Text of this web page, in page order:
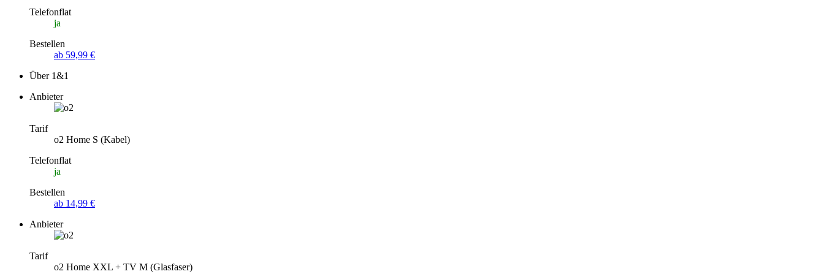
Telefonflat
ja
Bestellen
ab 59,99 €
Über 1&1
Anbieter
Tarif
o2 Home S (Kabel)
Telefonflat
ja
Bestellen
ab 14,99 €
Anbieter
Tarif
o2 Home XXL + TV M (Glasfaser)